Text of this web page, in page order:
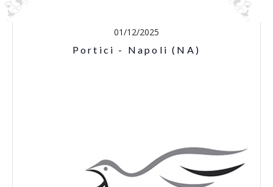
01/12/2025
Portici - Napoli (NA)